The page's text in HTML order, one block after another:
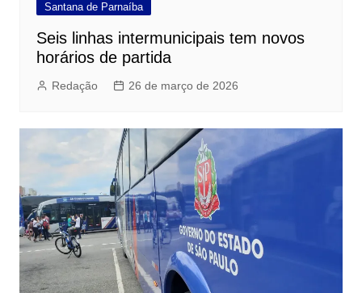
Santana de Parnaíba
Seis linhas intermunicipais tem novos
horários de partida
Redação 26 de março de 2026